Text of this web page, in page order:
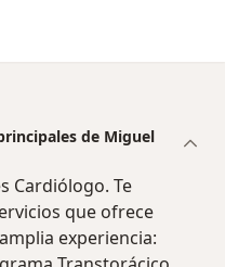
de Miguel
Cardiólogo. Te
que ofrece
experiencia: